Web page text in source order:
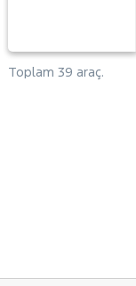
Toplam 39 araç.